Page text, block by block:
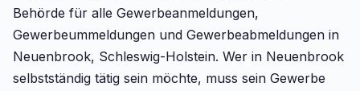
Behörde für alle Gewerbeanmeldungen,
Gewerbeummeldungen und Gewerbeabmeldungen in
Neuenbrook, Schleswig-Holstein. Wer in Neuenbrook
selbstständig tätig sein möchte, muss sein Gewerbe